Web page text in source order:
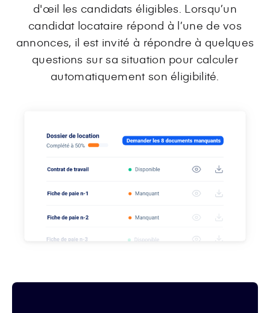
d'œil les candidats éligibles. Lorsqu’un
candidat locataire répond à l’une de vos
annonces, il est invité à répondre à quelques
questions sur sa situation pour calculer
automatiquement son éligibilité.